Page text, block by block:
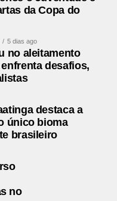
da Copa do
5 dias ago
no aleitamento
desafios,
destaca a
único bioma
brasileiro
no